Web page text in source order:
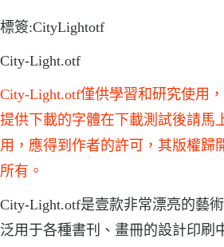
標簽:CityLightotf
City-Light.otf
City-Light.otf僅供學習和研究使用
提供下載的字體在下載測試後請馬
用，應得到作者的許可，其版權歸
所有。
City-Light.otf是壹款非常漂亮的藝
泛用于各種書刊、畫冊的設計印刷